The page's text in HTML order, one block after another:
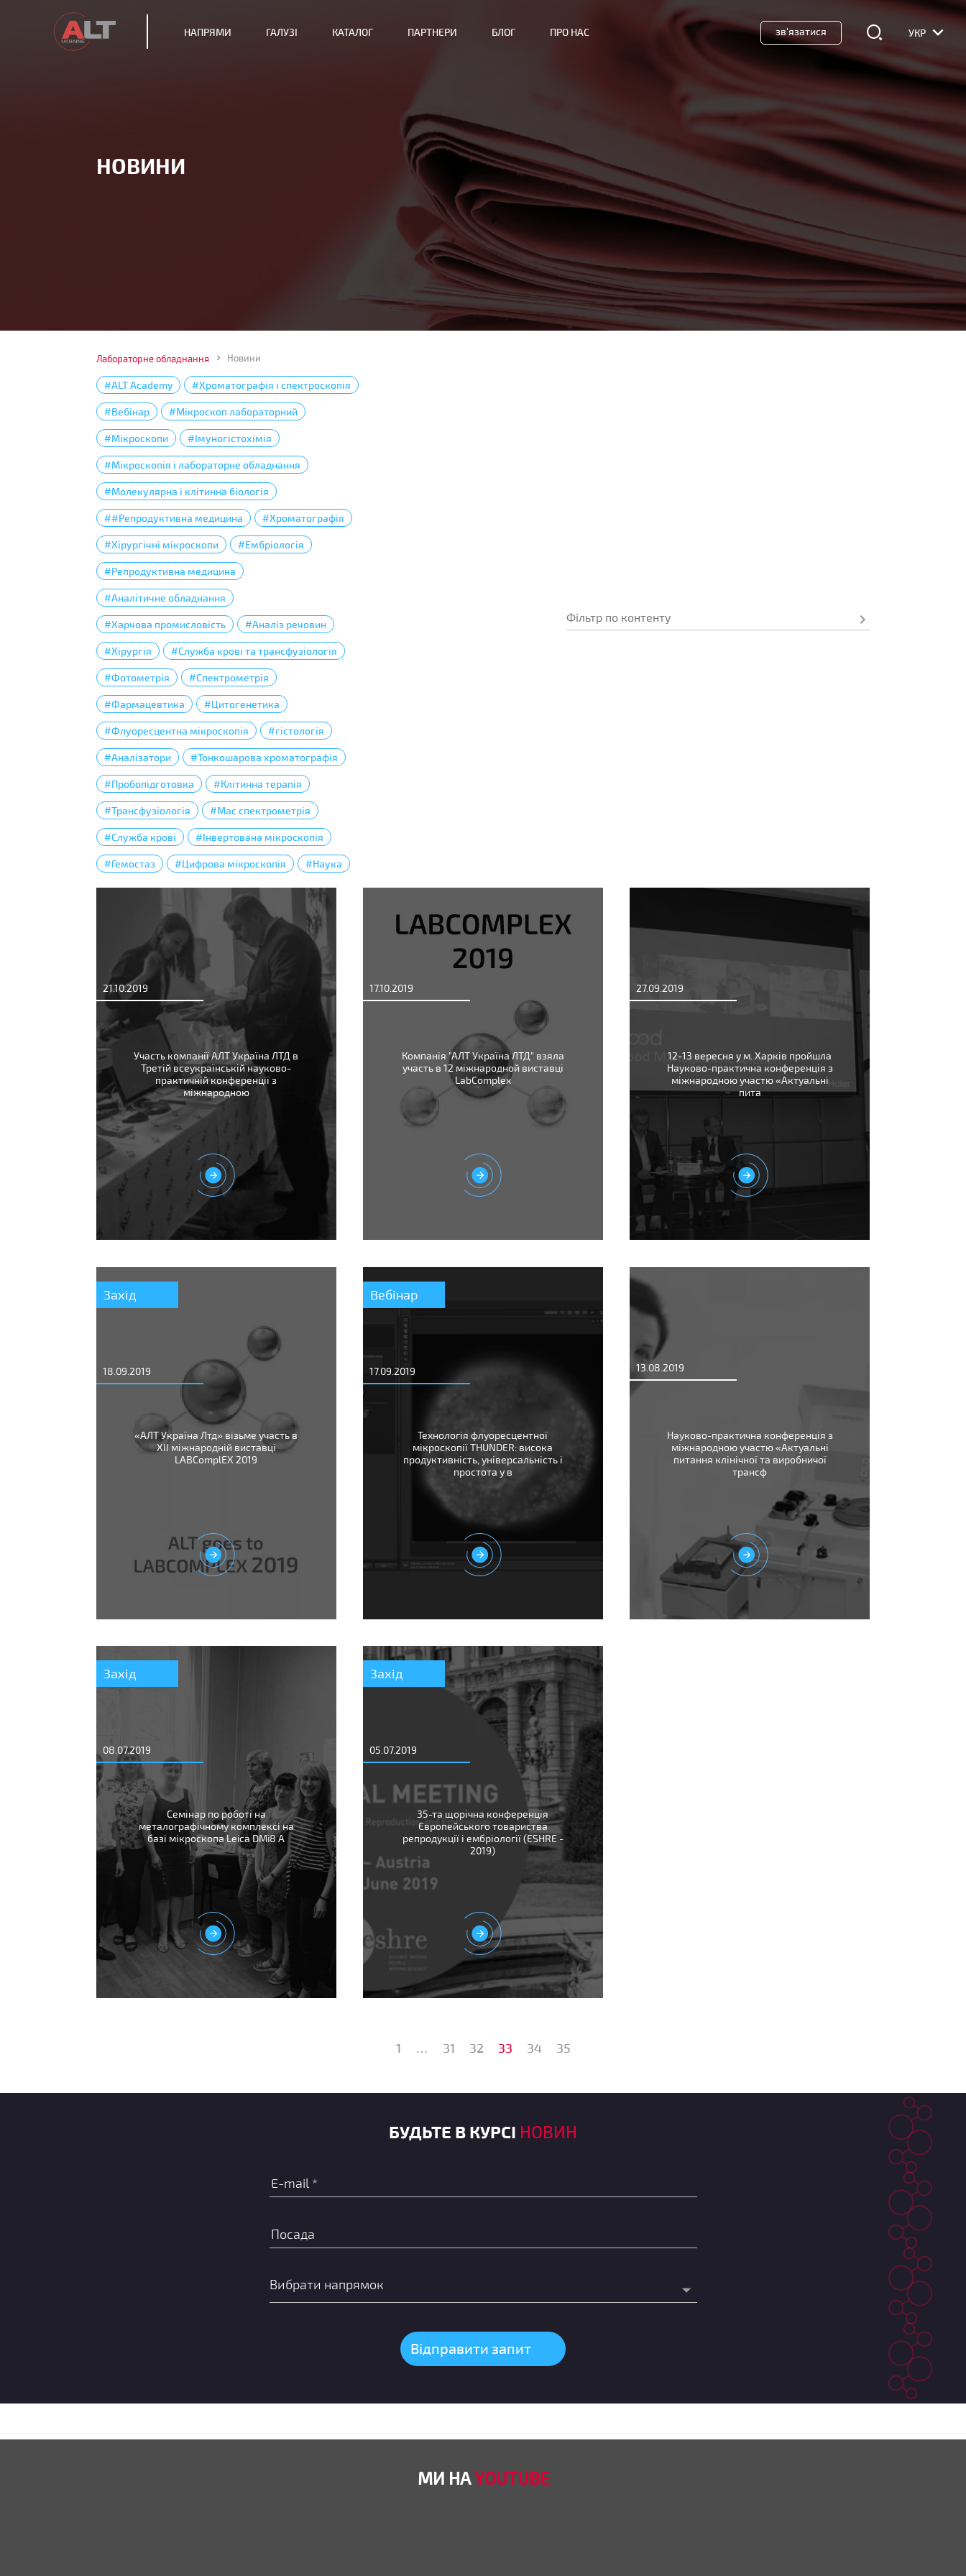
НОВИНИ
НАПРЯМИ ГАЛУЗІ КАТАЛОГ ПАРТНЕРИ БЛОГ ПРО НАС зв'язатися УКР
Лабораторне обладнання Новини
#ALT Academy #Хроматографія і спектроскопія
#Вебінар #Мікроскоп лабораторний
#Мікроскопи #Імуногістохімія
#Мікроскопія і лабораторне обладнання
#Молекулярна і клітинна біологія
##Репродуктивна медицина #Хроматографія
#Хірургічні мікроскопи #Ембріологія
#Репродуктивна медицина
#Аналітичне обладнання
#Харчова промисловість #Аналіз речовин
#Хірургія #Служба крові та трансфузіологія
#Фотометрія #Спектрометрія
#Фармацевтика #Цитогенетика
#Флуоресцентна мікроскопія #гістологія
#Аналізатори #Тонкошарова хроматографія
#Пробопідготовка #Клітинна терапія
#Трансфузіологія #Мас спектрометрія
#Служба крові #Інвертована мікроскопія
#Гемостаз #Цифрова мікроскопія #Наука
21.10.2019
Участь компанії АЛТ Україна ЛТД в
Третій всеукраїнській науково-
практичній конференції з
міжнародною
17.10.2019
Компанія "АЛТ Україна ЛТД" взяла
участь в 12 міжнародной виставці
LabComplex
27.09.2019
12-13 вересня у м. Харків пройшла
Науково-практична конференція з
міжнародною участю «Актуальні
пита
Захід
18.09.2019
«АЛТ Україна Лтд» візьме участь в
XII міжнародній виставці
LABComplEX 2019
Вебінар
17.09.2019
Технологія флуоресцентної
мікроскопії THUNDER: висока
продуктивність, універсальність і
простота у в
13.08.2019
Науково-практична конференція з
міжнародною участю «Актуальні
питання клінічної та виробничої
трансф
Захід
08.07.2019
Семінар по роботі на
металографічному комплексі на
базі мікроскопа Leica DMi8 A
Захід
05.07.2019
35-та щорічна конференція
Європейського товариства
репродукції і ембріології (ESHRE -
2019)
1 … 31 32 33 34 35
БУДЬТЕ В КУРСІ НОВИН
МИ НАYOUTUBE